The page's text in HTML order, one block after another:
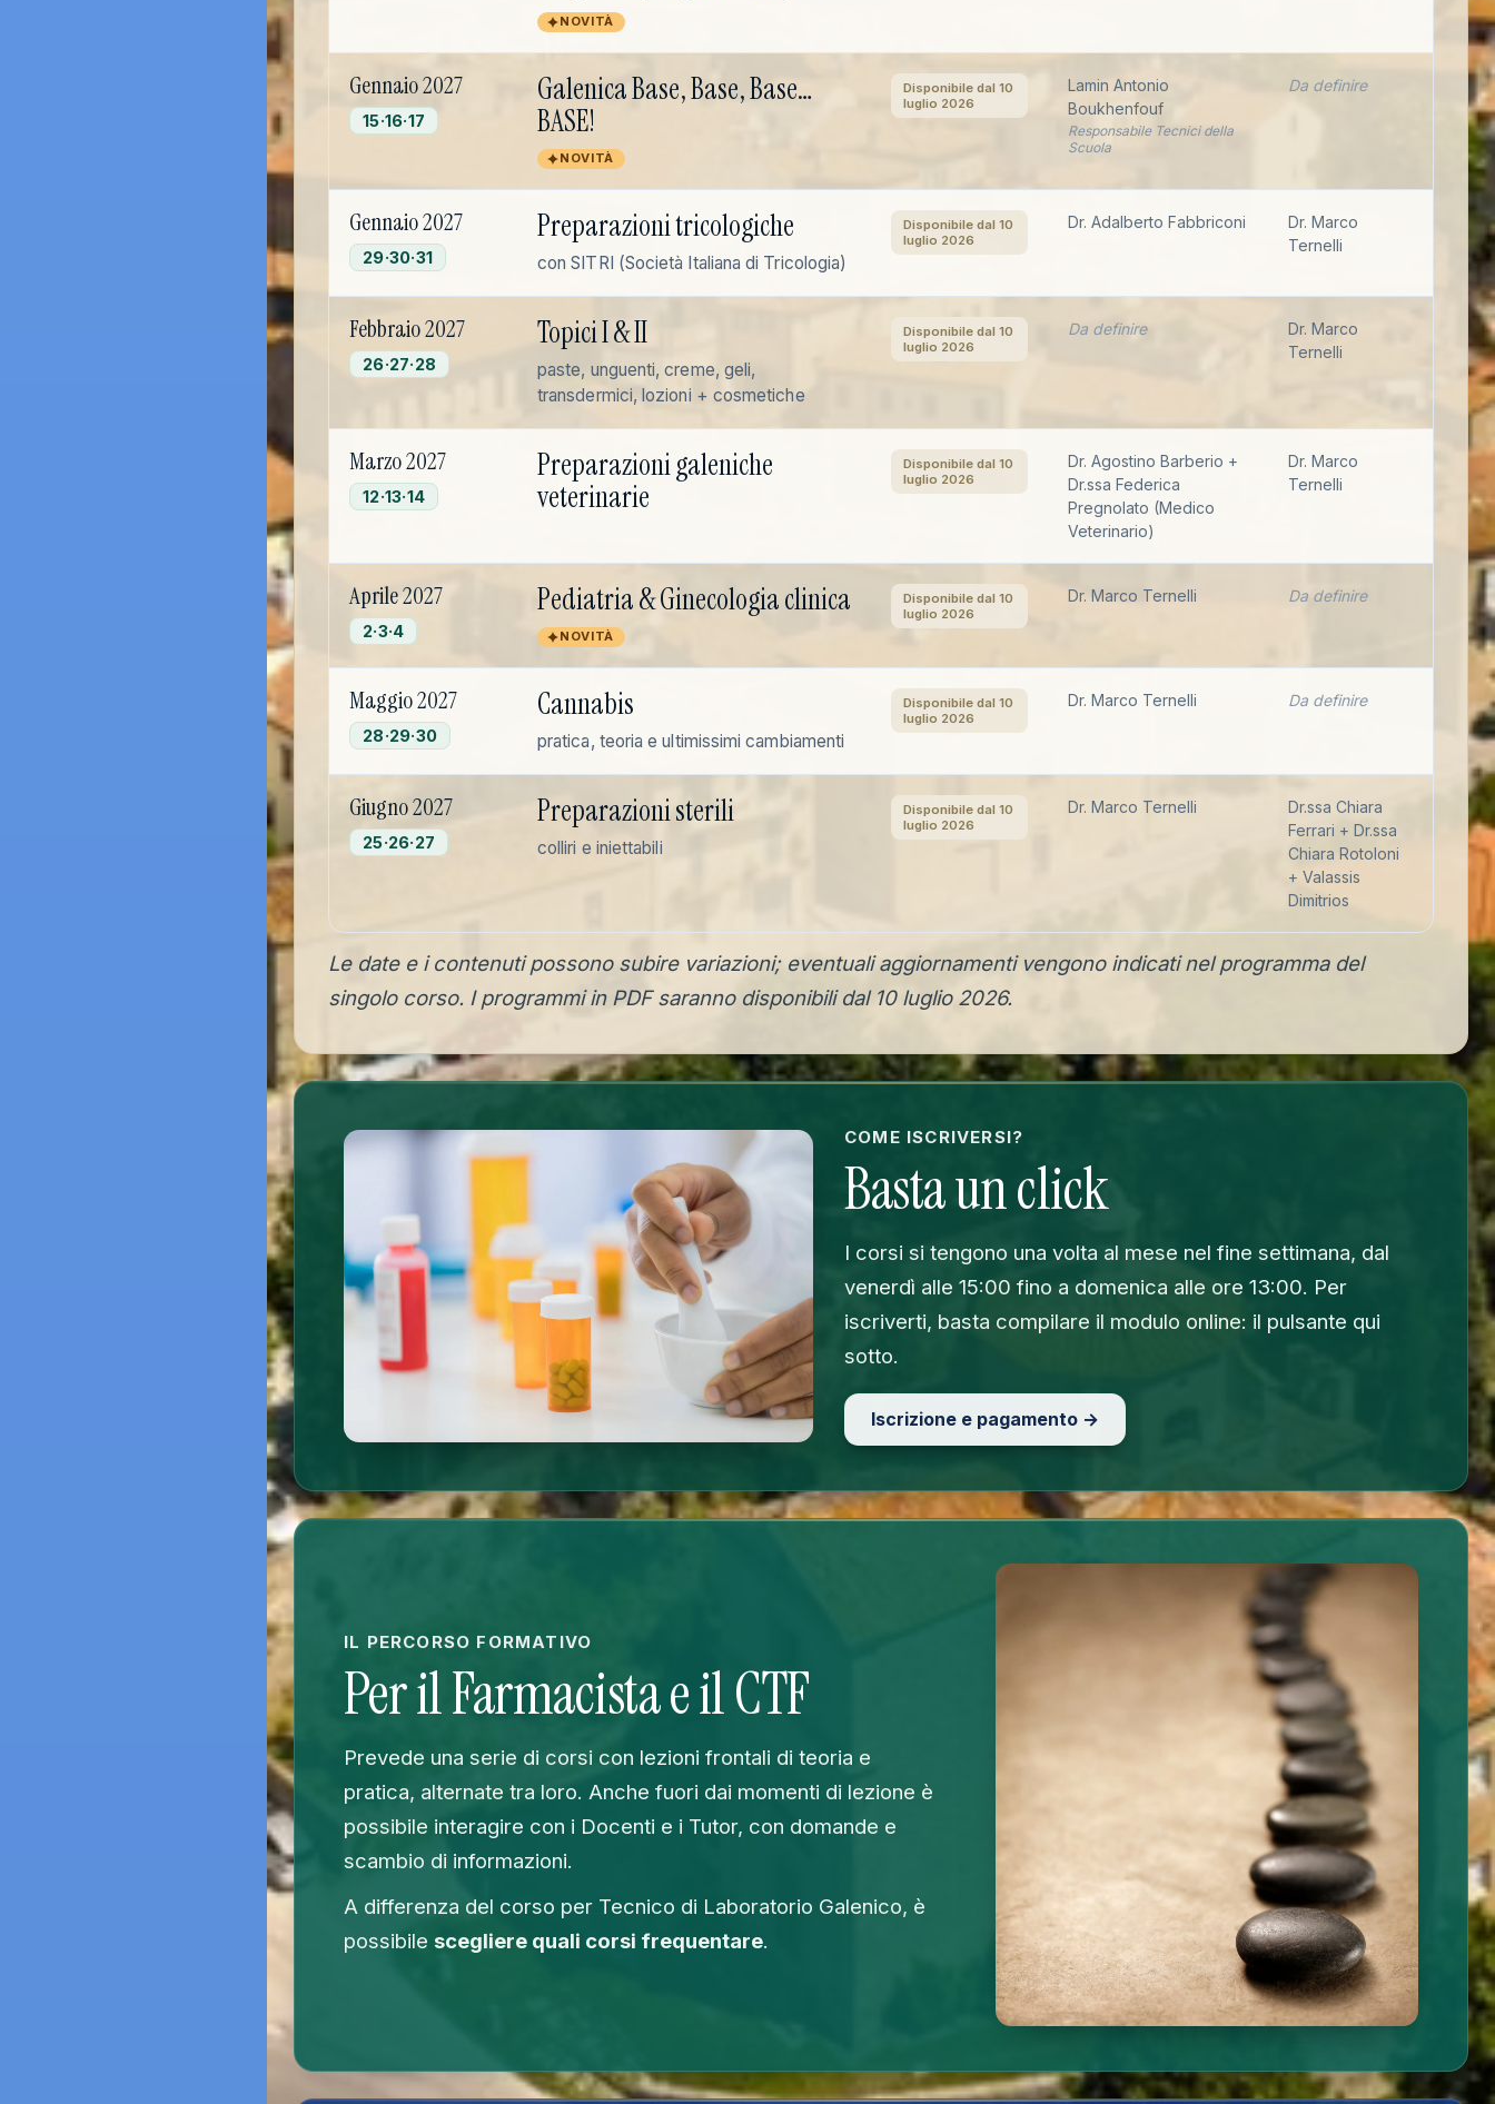
NOVITÀ
Gennaio 2027
15·16·17
Galenica Base, Base, Base…
BASE!
NOVITÀ
Disponibile dal 10
luglio 2026
Lamin Antonio
Boukhenfouf
Responsabile Tecnici della
Scuola
Da definire
Gennaio 2027
29·30·31
Preparazioni tricologiche
con SITRI (Società Italiana di Tricologia)
Disponibile dal 10
luglio 2026
Dr. Adalberto Fabbriconi
Dr. Marco
Ternelli
Febbraio 2027
26·27·28
Topici I & II
paste, unguenti, creme, geli,
transdermici, lozioni + cosmetiche
Disponibile dal 10
luglio 2026
Da definire
Dr. Marco
Ternelli
Marzo 2027
12·13·14
Preparazioni galeniche
veterinarie
Disponibile dal 10
luglio 2026
Dr. Agostino Barberio +
Dr.ssa Federica
Pregnolato (Medico
Veterinario)
Dr. Marco
Ternelli
Aprile 2027
2·3·4
Pediatria & Ginecologia clinica
NOVITÀ
Disponibile dal 10
luglio 2026
Dr. Marco Ternelli Da definire
Maggio 2027
28·29·30
Cannabis
pratica, teoria e ultimissimi cambiamenti
Disponibile dal 10
luglio 2026
Dr. Marco Ternelli Da definire
Giugno 2027
25·26·27
Preparazioni sterili
colliri e iniettabili
Disponibile dal 10
luglio 2026
Dr. Marco Ternelli
Dr.ssa Chiara
Ferrari + Dr.ssa
Chiara Rotoloni
+ Valassis
Dimitrios
Le date e i contenuti possono subire variazioni; eventuali aggiornamenti vengono indicati nel programma del
singolo corso. I programmi in PDF saranno disponibili dal 10 luglio 2026.
COME ISCRIVERSI?
Basta un click
I corsi si tengono una volta al mese nel fine settimana, dal
venerdì alle 15:00 fino a domenica alle ore 13:00. Per
iscriverti, basta compilare il modulo online: il pulsante qui
sotto.
Iscrizione e pagamento →
IL PERCORSO FORMATIVO
Per il Farmacista e il CTF
Prevede una serie di corsi con lezioni frontali di teoria e
pratica, alternate tra loro. Anche fuori dai momenti di lezione è
possibile interagire con i Docenti e i Tutor, con domande e
scambio di informazioni.
A differenza del corso per Tecnico di Laboratorio Galenico, è
possibile scegliere quali corsi frequentare.